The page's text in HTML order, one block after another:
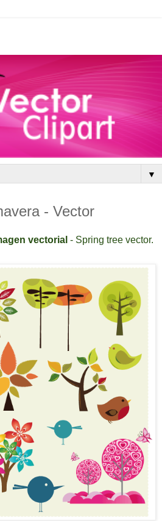
▼
- Vector
vectorial - Spring tree vector.